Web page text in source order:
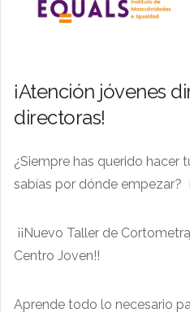
¡Atención jóvenes
directoras!
¿Siempre has querido hacer
sabías por dónde empezar?
¡¡Nuevo Taller de
Centro Joven!!
Aprende todo lo necesario